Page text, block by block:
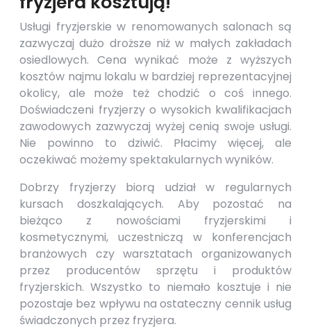
Usługi fryzjerskie w renomowanych salonach są
zazwyczaj dużo droższe niż w małych zakładach
osiedlowych. Cena wynikać może z wyższych
kosztów najmu lokalu w bardziej reprezentacyjnej
okolicy, ale może też chodzić o coś innego.
Doświadczeni fryzjerzy o wysokich kwalifikacjach
zawodowych zazwyczaj wyżej cenią swoje usługi.
Nie powinno to dziwić. Płacimy więcej, ale
oczekiwać możemy spektakularnych wyników.
Dobrzy fryzjerzy biorą udział w regularnych
kursach doszkalających. Aby pozostać na
bieżąco z nowościami fryzjerskimi i
kosmetycznymi, uczestniczą w konferencjach
branżowych czy warsztatach organizowanych
przez producentów sprzętu i produktów
fryzjerskich. Wszystko to niemało kosztuje i nie
pozostaje bez wpływu na ostateczny cennik usług
świadczonych przez fryzjera.